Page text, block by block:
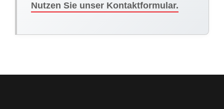
Nutzen Sie unser Kontaktformular.